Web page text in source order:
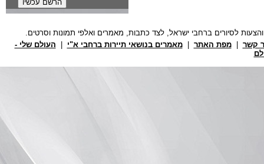
קשר |מפת האתר |מאמרים בנושאי תיירות ברחבי א"י
העולם שלי -